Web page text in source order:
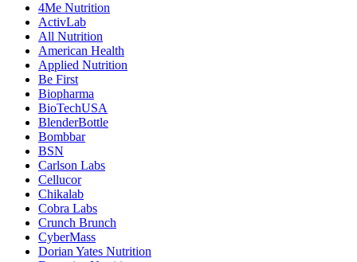
4Me Nutrition
ActivLab
All Nutrition
American Health
Applied Nutrition
Be First
Biopharma
BioTechUSA
BlenderBottle
Bombbar
BSN
Carlson Labs
Cellucor
Chikalab
Cobra Labs
Crunch Brunch
CyberMass
Dorian Yates Nutrition